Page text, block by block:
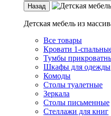
Назад
Детская мебель из
Все товары
Кровати 1-
Тумбы
Шкафы для одежды
Комоды
Столы туалетные
Зеркала
Столы письменные
Стеллажи для книг